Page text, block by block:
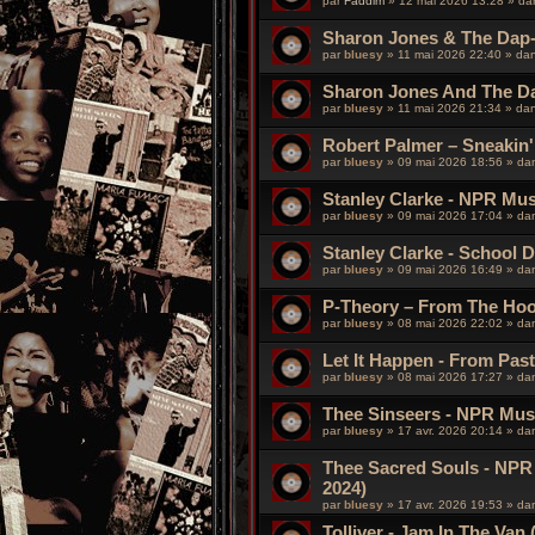
Sharon Jones & The
par bluesy » 11 mai 2026 22:40 »
Sharon Jones And The
parbluesy » 11 mai 2026 21:34 »
Robert Palmer –
par bluesy » 09 mai 2026 18:56 »
Stanley Clarke - NPR
parbluesy » 09 mai 2026 17:04 »
Stanley Clarke - School
par bluesy » 09 mai 2026 16:49 »
P-Theory – From The
parbluesy » 08 mai 2026 22:02 »
Let It Happen - From
par bluesy » 08 mai 2026 17:27 »
Thee Sinseers - NPR
parbluesy » 17 avr. 2026 20:14 »
Thee Sacred Souls -
2024)
par bluesy » 17 avr. 2026 19:53 »